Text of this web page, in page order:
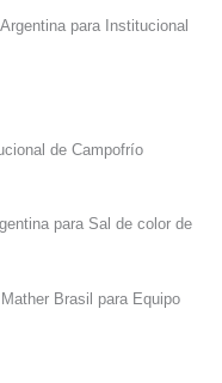
para Institucional
de Campofrío
para Sal de color de
Brasil para Equipo